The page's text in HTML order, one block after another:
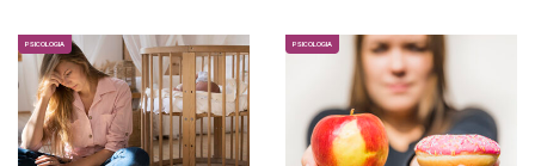
PSICOLOGIA PSICOLOGIA